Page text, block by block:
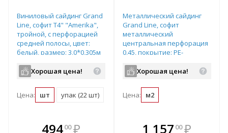
Виниловый сайдинг Grand
Line, софит T4" "Amerika",
тройной, с перфорацией
средней полосы, цвет:
белый, размер: 3,0*0,305м
Хорошая цена!
Цена: шт упак (22 шт)
49400 ₽
В комплекте
Металлический сайдинг
Grand Line, софит
металлический
центральная перфорация
0,45, покрытие: PE-
шоколад
Хорошая цена!
Цена: м2
В комплекте
1 157 00 ₽